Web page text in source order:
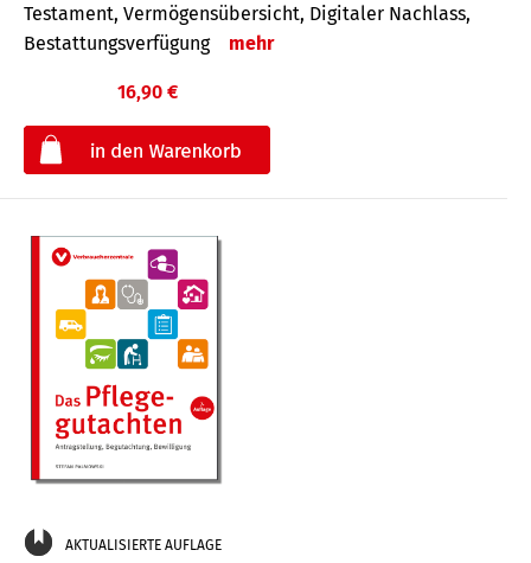
Testament, Vermögens­übersicht, Digitaler Nach­lass,
Bestat­tungs­ver­fügung
mehr
16,90 €
AKTUALISIERTE AUFLAGE